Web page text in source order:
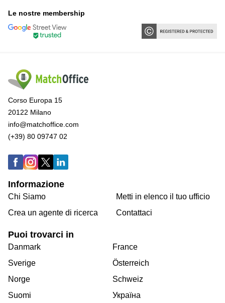
Le nostre membership
Corso Europa 15
20122 Milano
info@matchoffice.com
(+39) 80 09747 02
Informazione
Chi Siamo
Crea un agente di ricerca
Metti in elenco il tuo ufficio
Contattaci
Puoi trovarci in
Danmark
Sverige
Norge
Suomi
France
Österreich
Schweiz
Україна